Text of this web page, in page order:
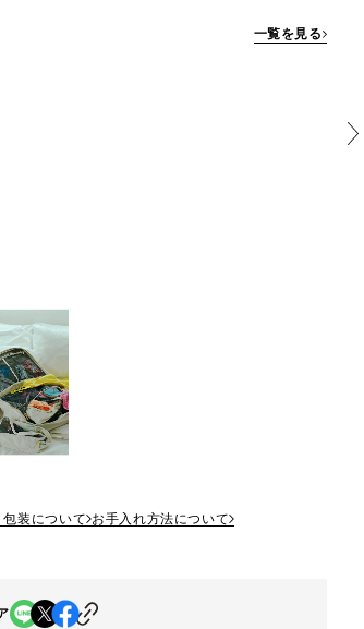
一覧を見る
包装について お手入れ方法について